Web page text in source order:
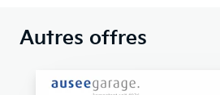
Autres offres